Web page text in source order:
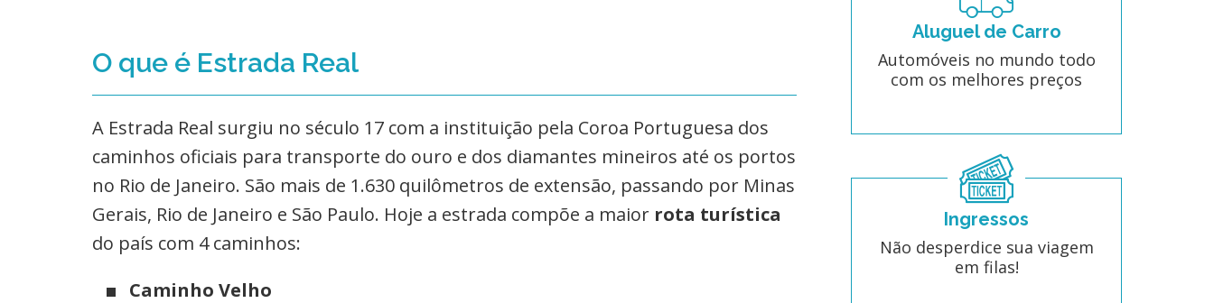
O que é Estrada Real
A Estrada Real surgiu no século 17 com a instituição pela Coroa Portuguesa dos
caminhos oficiais para transporte do ouro e dos diamantes mineiros até os portos
no Rio de Janeiro. São mais de 1.630 quilômetros de extensão, passando por Minas
Gerais, Rio de Janeiro e São Paulo. Hoje a estrada compõe a maior rota turística
do país com 4 caminhos:
Caminho Velho
Aluguel de Carro
Automóveis no mundo todo
com os melhores preços
Ingressos
Não desperdice sua viagem
em filas!